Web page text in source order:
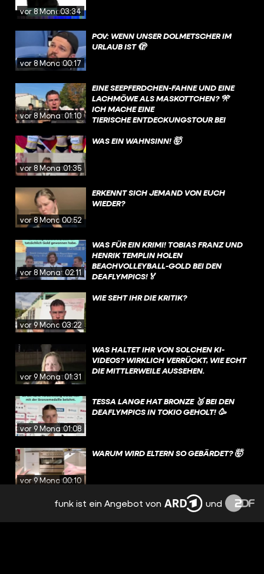
vor 8 Monaten
03:34
vor 8 Monaten
00:17
POV: WENN UNSER DOLMETSCHER IM
URLAUB IST 🫣
vor 8 Monaten01:10
EINE SEEPFERDCHEN-FAHNE UND EINE
LACHMÖWE ALS MASKOTTCHEN? 🎌
ICH MACHE EINE
TIERISCHE ENTDECKUNGSTOUR BEI
vor 8 Monaten
01:35
WAS EIN WAHNSINN! 🤯
vor 8 Monaten
00:52
ERKENNT SICH JEMAND VON EUCH
WIEDER?
vor 8 Monaten02:11
WAS FÜR EIN KRIMI! TOBIAS FRANZ UND
HENRIK TEMPLIN HOLEN
BEACHVOLLEYBALL-GOLD BEI DEN
DEAFLYMPICS!🏅
vor 9 Monaten
03:22
WIE SEHT IHR DIE KRITIK?
vor 9 Monaten01:31
WAS HALTET IHR VON SOLCHEN KI-
VIDEOS? WIRKLICH VERRÜCKT, WIE ECHT
DIE MITTLERWEILE AUSSEHEN.
vor 9 Monaten
01:08
TESSA LANGE HAT BRONZE 🥉 BEI DEN
DEAFLYMPICS IN TOKIO GEHOLT! 🥳
vor 9 Monaten00:10
WARUM WIRD ELTERN SO GEBÄRDET? 🤯
TESSA IN TOKIO 🇯🇵🗼💪 TESSA LANGE
IST DIE BESTE GEHÖRLOSE U20-
funk ist ein Angebot von und